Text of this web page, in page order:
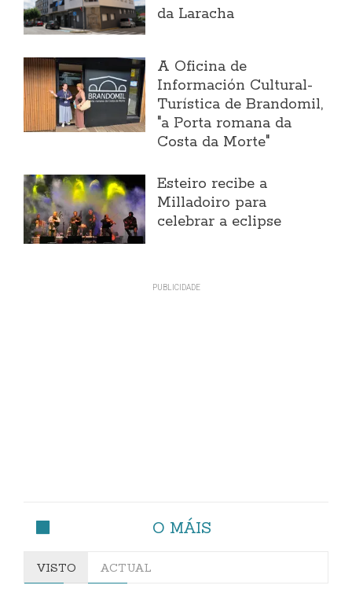
da Laracha
A Oficina de
Información Cultural-
Turística de Brandomil,
"a Porta romana da
Costa da Morte"
Esteiro recibe a
Milladoiro para
celebrar a eclipse
O MÁIS
VISTO ACTUAL